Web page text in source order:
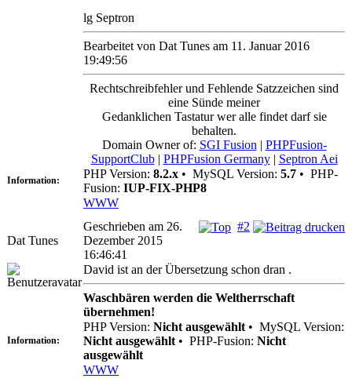
lg Septron
Bearbeitet von Dat Tunes am 11. Januar 2016
19:49:56
Rechtschreibfehler und Fehlende Satzzeichen sind
eine Sünde meiner
Gedanklichen Tastatur wer alle findet darf sie
behalten.
Domain Owner of: SGI Fusion | PHPFusion-
SupportClub| PHPFusion Germany| Septron Aei
Information: PHP Version: 8.2.x • MySQL Version: 5.7 • PHP-
Fusion: IUP-FIX-PHP8
WWW
Dat Tunes
#2
Geschrieben am 26.
Dezember 2015
16:46:41
David ist an der Übersetzung schon dran .
Waschbären werden die Weltherrschaft
übernehmen!
Information:
PHP Version: Nicht ausgewählt • MySQL Version:
Nicht ausgewählt • PHP-Fusion: Nicht
ausgewählt
WWW